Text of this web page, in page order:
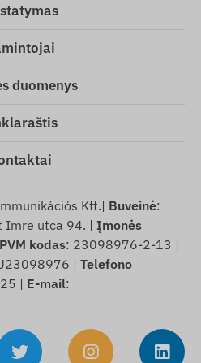
duomenys
Kft.| Buveinė:
Imre utca 94. | Įmonės
PVM kodas: 23098976-2-13 |
| Telefono
| E-mail: